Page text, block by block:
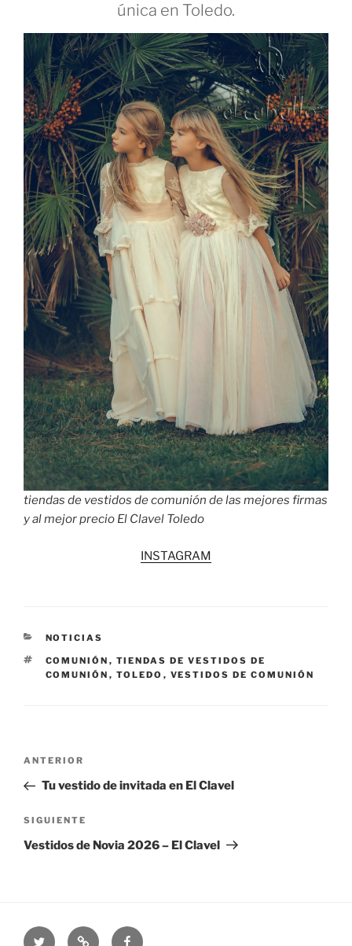
única en Toledo.
tiendas de vestidos de comunión de las mejores firmas
y al mejor precio El Clavel Toledo
INSTAGRAM
CATEGORÍAS
NOTICIAS
ETIQUETAS
COMUNIÓN , TIENDAS DE VESTIDOS DE
COMUNIÓN , TOLEDO , VESTIDOS DE COMUNIÓN
Navegación
entradas
Entrada
anterior:
ANTERIOR
Tu vestido de invitada en El Clavel
Siguiente
entrada
SIGUIENTE
Vestidos de Novia 2026 – El Clavel
Twitter CatálogoFacebook